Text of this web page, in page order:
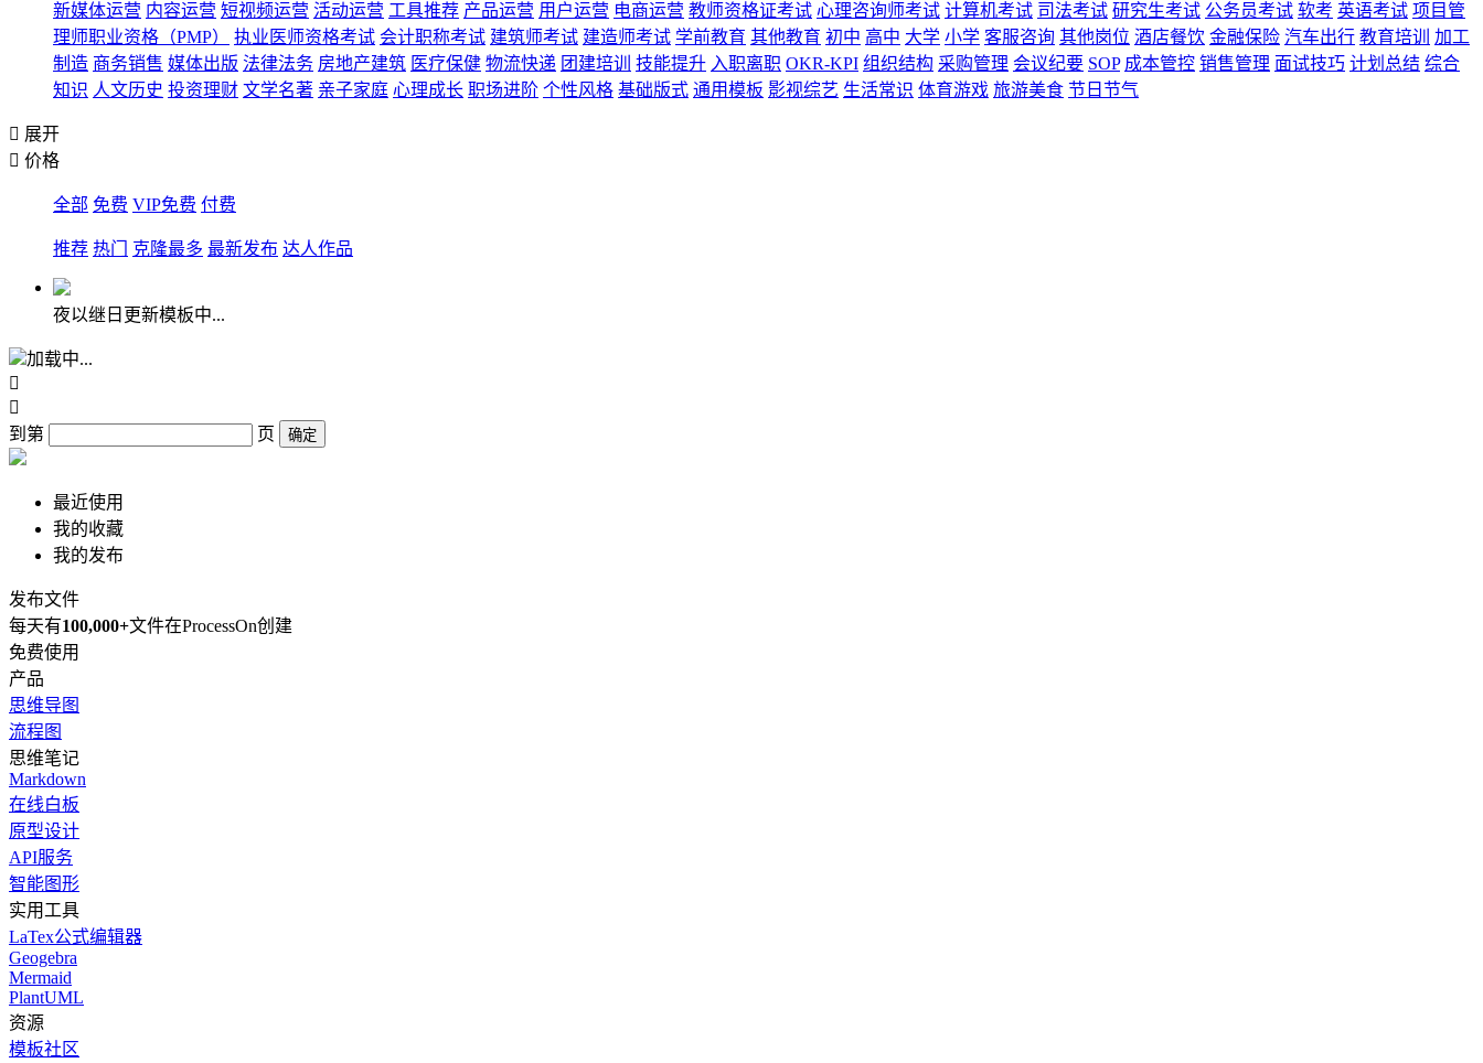
新媒体运营 内容运营 短视频运营 活动运营 工具推荐 产品运营 用户运营 电商运营 教师资格证考试 心理咨询师考试 计算机考试 司法考试 研究生考试 公务员考试 软考 英语考试 项目管
理师职业资格（PMP）
执业医师资格考试 会计职称考试 建筑师考试 建造师考试 学前教育 其他教育 初中 高中 大学 小学 客服咨询 其他岗位 酒店餐饮 金融保险 汽车出行 教育培训
加工
制造 商务销售 媒体出版 法律法务 房地产建筑 医疗保健 物流快递 团建培训 技能提升 入职离职 OKR-KPI 组织结构 采购管理 会议纪要 SOP 成本管控 销售管理 面试技巧 计划总结 综合
知识 人文历史 投资理财 文学名著 亲子家庭 心理成长 职场进阶 个性风格 基础版式 通用模板 影视综艺 生活常识 体育游戏 旅游美食 节日节气
 展开
 价格
全部 免费 VIP免费 付费
推荐 热门 克隆最多 最新发布 达人作品
夜以继日更新模板中...
加载中...


到第
页 确定
最近使用
我的收藏
我的发布
发布文件
每天有100,000+文件在ProcessOn创建
免费使用
产品
思维导图
流程图
思维笔记
Markdown
在线白板
原型设计
API服务
智能图形
实用工具
LaTex公式编辑器
Geogebra
Mermaid
PlantUML
资源
模板社区